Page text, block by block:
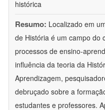
histórica
Resumo: Localizado em
de História é um campo do
processos de ensino-
influência da teoria da
Aprendizagem,
debruçado sobre a
estudantes e professores.